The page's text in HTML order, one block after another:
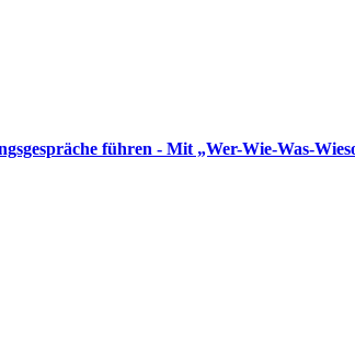
führen - Mit „Wer-Wie-Was-